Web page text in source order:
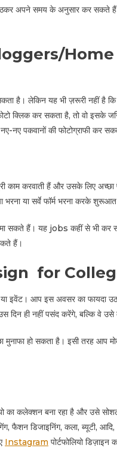
अपने समय के अनुसार कर सकते
है। लेकिन यह भी ज़रूरी नहीं है कि
क्लिक कर सकता है, तो वो इसके
पकवानों की फोटोग्राफी कर
काम करवाती हैं और उसके लिए
या सर्वे फॉर्म भरना करके
हैं। यह jobs कहीं से भी कर
हैं।
for
या इवेंट। आप इस अवसर का
ही नहीं पसंद करेंगे, बल्कि वे उसे
हो सकता है। इसी तरह आप
कलेक्शन बना रहा है और उसे सोशल
फैशन डिजाइनिंग, कला, ब्यूटी,
Instagram पोर्टफोलियो